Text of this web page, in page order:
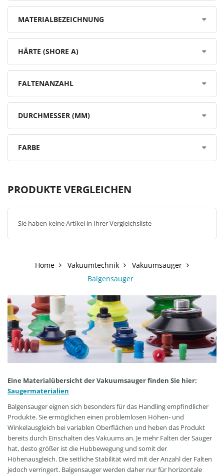
MATERIALBEZEICHNUNG
HÄRTE (SHORE A)
FALTENANZAHL
DURCHMESSER (MM)
FARBE
PRODUKTE VERGLEICHEN
Sie haben keine Artikel in Ihrer Vergleichsliste
Home Vakuumtechnik
Vakuumsauger
Balgensauger
Eine Materialübersicht der Vakuumsauger finden Sie hier:
Saugermaterialien
Balgensauger eignen sich besonders für das Handling empfindlicher
Produkte. Sie ermöglichen einen problemlosen Höhen- und
Winkelausgleich bei variablen Oberflächen und heben das Produkt
bereits durch Einschalten des Vakuums an. Je mehr Falten der Sauger
hat, desto größer ist die Hubbewegung und somit der
Höhenausgleich. Die seitliche Stabilität wird mit der Anzahl der Falten
jedoch verringert. Balgensauger werden daher nur für horizontale